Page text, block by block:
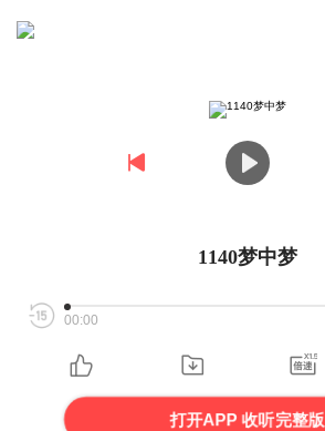
1140梦中梦
00:00
打开APP 收听完整版